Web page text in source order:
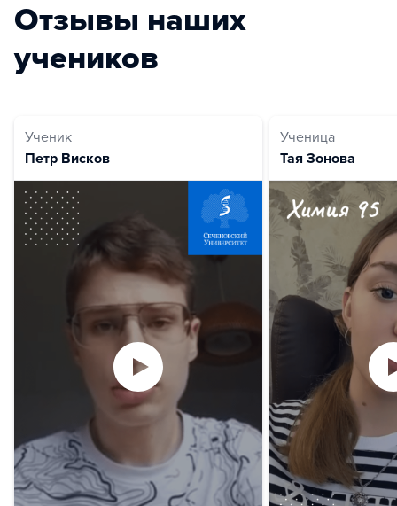
Отзывы наших
учеников
Ученик
Петр Висков
Ученица
Тая Зонова